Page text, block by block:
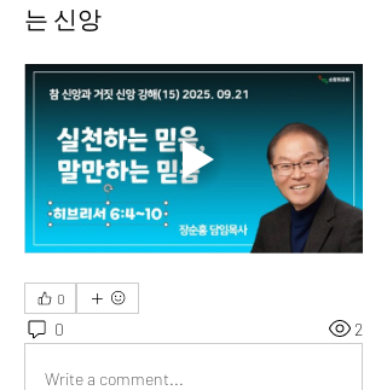
는 신앙
0
0 2
Write a comment...